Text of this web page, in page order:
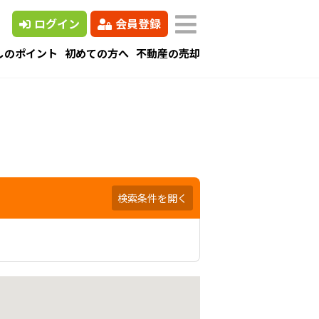
ログイン 会員登録
のポイント 初めての方へ 不動産の売却
検索条件を開く